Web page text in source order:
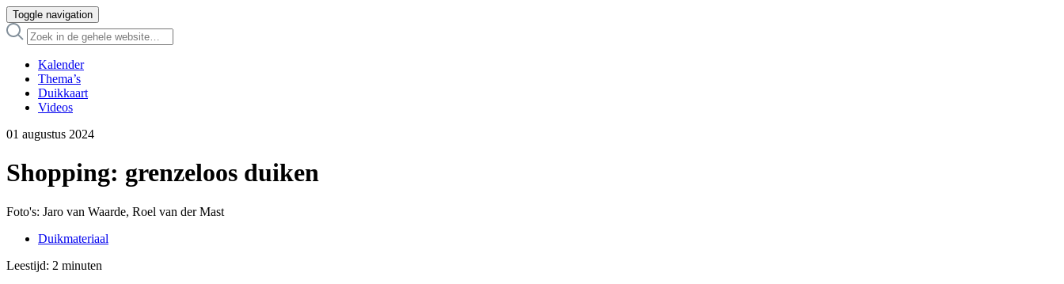
Toggle navigation
Kalender
Thema’s
Duikkaart
Videos
01 augustus 2024
Shopping: grenzeloos duiken
Foto's: Jaro van Waarde, Roel van der Mast
Duikmateriaal
Leestijd: 2 minuten